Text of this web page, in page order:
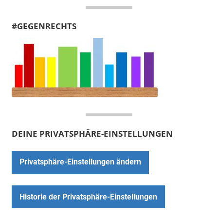
#GEGENRECHTS
DEINE PRIVATSPHÄRE-EINSTELLUNGEN
Privatsphäre-Einstellungen ändern
Historie der Privatsphäre-Einstellungen